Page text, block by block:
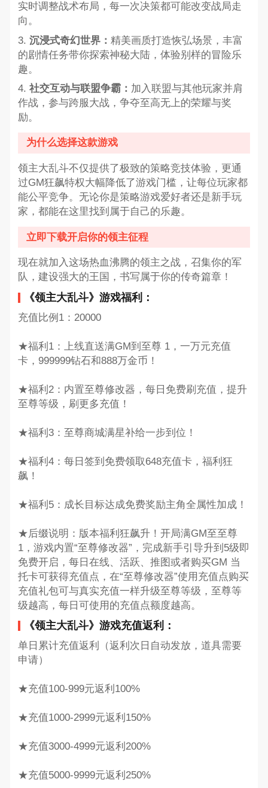
实时调整战术布局，每一次决策都可能改变战局走
向。
3. 沉浸式奇幻世界： 精美画质打造恢弘场景，丰富
的剧情任务带你探索神秘大陆，体验别样的冒险乐
趣。
4. 社交互动与联盟争霸： 加入联盟与其他玩家并肩
作战，参与跨服大战，争夺至高无上的荣耀与奖
励。
为什么选择这款游戏
领主大乱斗不仅提供了极致的策略竞技体验，更通
过GM狂飙特权大幅降低了游戏门槛，让每位玩家都
能公平竞争。无论你是策略游戏爱好者还是新手玩
家，都能在这里找到属于自己的乐趣。
立即下载开启你的领主征程
现在就加入这场热血沸腾的领主之战，召集你的军
队，建设强大的王国，书写属于你的传奇篇章！
《领主大乱斗》游戏福利：
充值比例1：20000
★福利1：上线直送满GM到至尊 1，一万元充值
卡，999999钻石和888万金币！
★福利2：内置至尊修改器，每日免费刷充值，提升
至尊等级，刷更多充值！
★福利3：至尊商城满星补给一步到位！
★福利4：每日签到免费领取648充值卡，福利狂
飙！
★福利5：成长目标达成免费奖励主角全属性加成！
★后缀说明：版本福利狂飙升！开局满GM至至尊
1，游戏内置“至尊修改器”，完成新手引导升到5级即
免费开启，每日在线、活跃、推图或者购买GM 当
托卡可获得充值点，在“至尊修改器”使用充值点购买
充值礼包可与真实充值一样升级至尊等级，至尊等
级越高，每日可使用的充值点额度越高。
《领主大乱斗》游戏充值返利：
单日累计充值返利（返利次日自动发放，道具需要
申请）
★充值100-999元返利100%
★充值1000-2999元返利150%
★充值3000-4999元返利200%
★充值5000-9999元返利250%